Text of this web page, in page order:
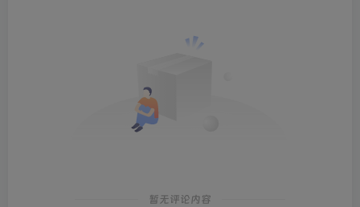
暂无评论内容